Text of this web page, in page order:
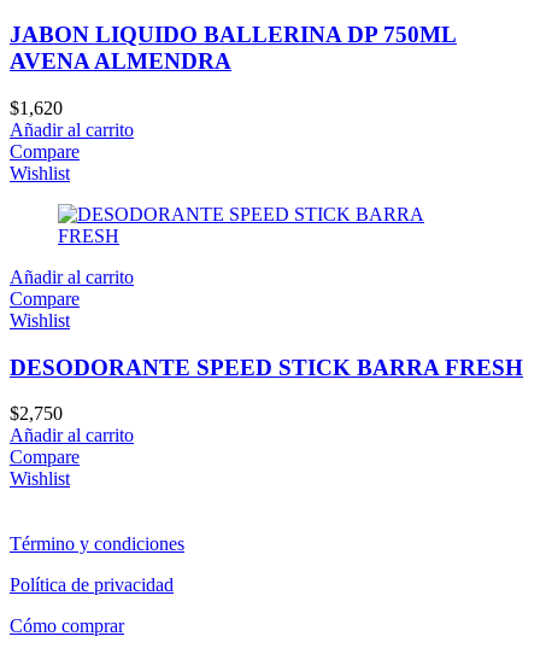
JABON LIQUIDO BALLERINA DP 750ML
AVENA ALMENDRA
$1,620
Añadir al carrito
Compare
Wishlist
Añadir al carrito
Compare
Wishlist
DESODORANTE SPEED STICK BARRA FRESH
$2,750
Añadir al carrito
Compare
Wishlist
Término y condiciones
Política de privacidad
Cómo comprar